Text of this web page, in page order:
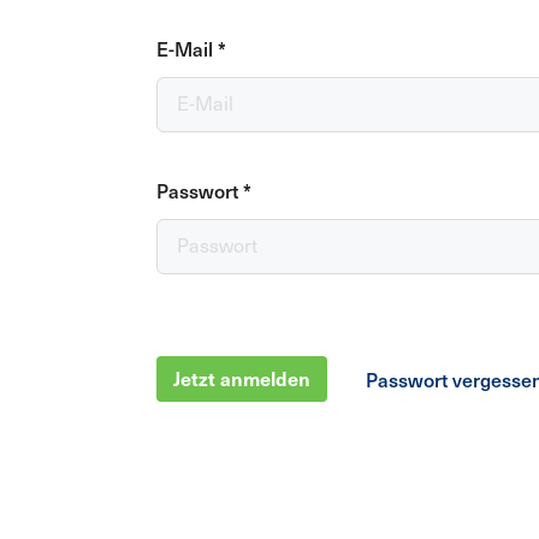
E-Mail *
Passwort*
Jetzt anmelden Passwort